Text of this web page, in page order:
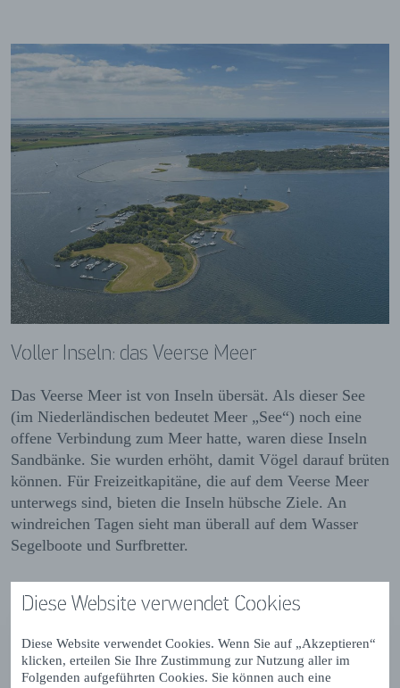
Diese Website verwendet Cookies
Diese Website verwendet Cookies. Wenn Sie auf „Akzeptieren“
klicken, erteilen Sie Ihre Zustimmung zur Nutzung aller im
Folgenden aufgeführten Cookies. Sie können auch eine
Voller Inseln: das Veerse Meer
Das Veerse Meer ist von Inseln übersät. Als dieser See
(im Niederländischen bedeutet Meer „See“) noch eine
offene Verbindung zum Meer hatte, waren diese Inseln
Sandbänke. Sie wurden erhöht, damit Vögel darauf brüten
können. Für Freizeitkapitäne, die auf dem Veerse Meer
unterwegs sind, bieten die Inseln hübsche Ziele. An
windreichen Tagen sieht man überall auf dem Wasser
Segelboote und Surfbretter.